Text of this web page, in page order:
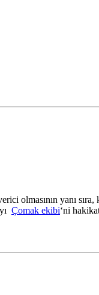
olmasının yanı
Çomak ekibi‘ni